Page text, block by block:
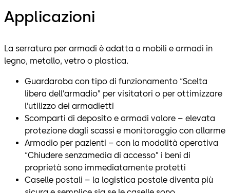
Applicazioni
La serratura per armadi è adatta a mobili e armadi in
legno, metallo, vetro o plastica.
Guardaroba con tipo di funzionamento “Scelta
libera dell’armadio” per visitatori o per ottimizzare
l’utilizzo dei armadietti
Scomparti di deposito e armadi valore – elevata
protezione dagli scassi e monitoraggio con allarme
Armadio per pazienti – con la modalità operativa
“Chiudere senzamedia di accesso” i beni di
proprietà sono immediatamente protetti
Caselle postali – la logistica postale diventa più